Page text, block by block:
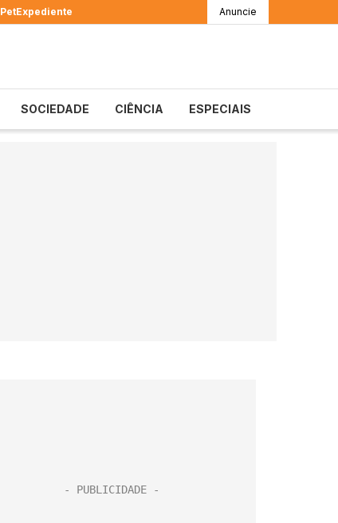
PetExpediente Anuncie
SOCIEDADE CIÊNCIA ESPECIAIS